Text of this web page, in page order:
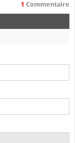
1 Commentaire